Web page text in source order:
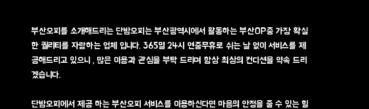
부산오피를 소개해드리는 단밤오피는 부산광역시에서 활동하는 부산OP중 가장 확실
한 퀄리티를 자랑하는 업체 입니다. 365일 24시 연중무휴로 쉬는 날 없이 서비스를 제
공해드리고 있으니 , 많은 이용과 관심을 부탁 드리며 항상 최상의 컨디션을 약속 드리
겠습니다.
단밤오피에서 제공 하는 부산오피 서비스를 이용하신다면 마음의 안정을 줄 수 있는 힐